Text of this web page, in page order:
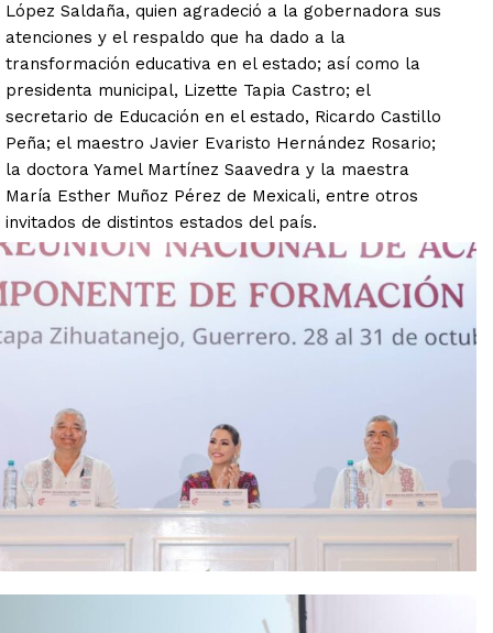
López Saldaña, quien agradeció a la gobernadora sus
atenciones y el respaldo que ha dado a la
transformación educativa en el estado; así como la
presidenta municipal, Lizette Tapia Castro; el
secretario de Educación en el estado, Ricardo Castillo
Peña; el maestro Javier Evaristo Hernández Rosario;
la doctora Yamel Martínez Saavedra y la maestra
María Esther Muñoz Pérez de Mexicali, entre otros
invitados de distintos estados del país.